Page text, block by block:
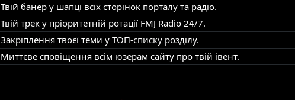
Твій банер у шапці всіх сторінок порталу та радіо.
Твій трек у пріоритетній ротації FMJ Radio 24/7.
Закріплення твоєї теми у ТОП-списку розділу.
Миттєве сповіщення всім юзерам сайту про твій івент.